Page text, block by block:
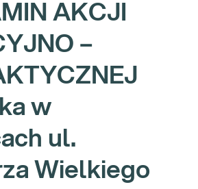
AKCJI
–
w
ul.
Wielkiego